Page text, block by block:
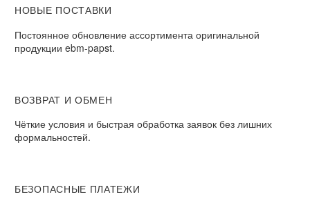
НОВЫЕ ПОСТАВКИ
Постоянное обновление ассортимента оригинальной
продукции ebm-papst.
ВОЗВРАТ И ОБМЕН
Чёткие условия и быстрая обработка заявок без лишних
формальностей.
БЕЗОПАСНЫЕ ПЛАТЕЖИ